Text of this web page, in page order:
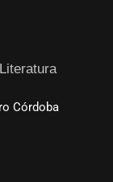
Córdoba